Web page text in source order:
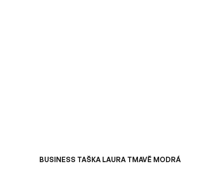
BUSINESS TAŠKA LAURA TMAVĚ MODRÁ